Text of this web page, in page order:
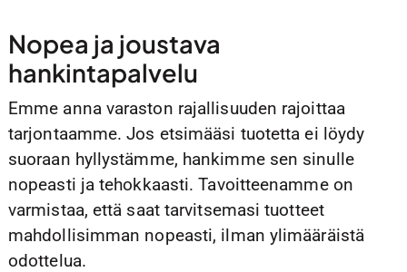
Nopea ja joustava
hankintapalvelu
Emme anna varaston rajallisuuden rajoittaa
tarjontaamme. Jos etsimääsi tuotetta ei löydy
suoraan hyllystämme, hankimme sen sinulle
nopeasti ja tehokkaasti. Tavoitteenamme on
varmistaa, että saat tarvitsemasi tuotteet
mahdollisimman nopeasti, ilman ylimääräistä
odottelua.